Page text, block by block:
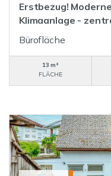
Erstbezug!
Klimaanlage -
Bürofläche
13 m²
FLÄCHE